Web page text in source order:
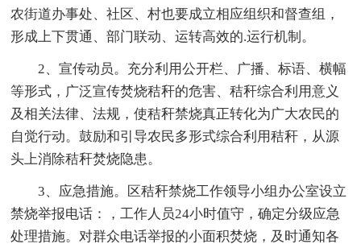
农街道办事处、社区、村也要成立相应组织和督查组，
形成上下贯通、部门联动、运转高效的.运行机制。
2、宣传动员。充分利用公开栏、广播、标语、横幅
等形式，广泛宣传焚烧秸秆的危害、秸秆综合利用意义
及相关法律、法规，使秸秆禁烧真正转化为广大农民的
自觉行动。鼓励和引导农民多形式综合利用秸秆，从源
头上消除秸秆焚烧隐患。
3、应急措施。区秸秆禁烧工作领导小组办公室设立
禁烧举报电话：，工作人员24小时值守，确定分级应急
处理措施。对群众电话举报的小面积焚烧，及时通知各